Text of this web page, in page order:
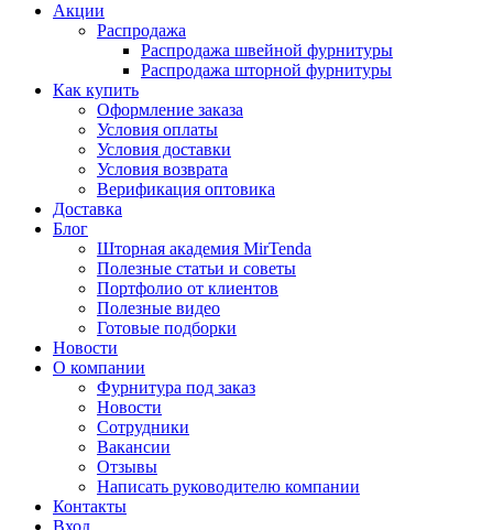
Акции
Распродажа
Распродажа швейной фурнитуры
Распродажа шторной фурнитуры
Как купить
Оформление заказа
Условия оплаты
Условия доставки
Условия возврата
Верификация оптовика
Доставка
Блог
Шторная академия MirTenda
Полезные статьи и советы
Портфолио от клиентов
Полезные видео
Готовые подборки
Новости
О компании
Фурнитура под заказ
Новости
Сотрудники
Вакансии
Отзывы
Написать руководителю компании
Контакты
Вход